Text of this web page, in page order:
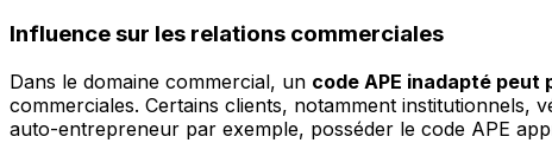
Influence sur les relations commerciales
Dans le domaine commercial, un code APE inadapté
commerciales. Certains clients, notamment
auto-entrepreneur par exemple, posséder le code APE